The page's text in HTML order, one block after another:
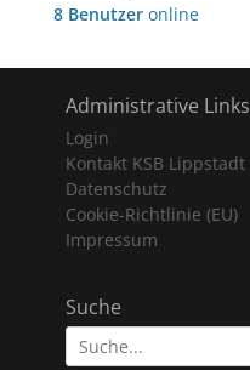
8 Benutzer online
Administrative Links
Login
Kontakt KSB Lippstadt
Datenschutz
Cookie-Richtlinie (EU)
Impressum
Suche
Suche
nach: